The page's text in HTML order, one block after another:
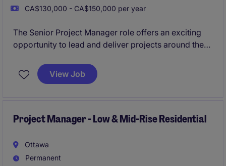
CA$130,000 - CA$150,000 per year
The Senior Project Manager role offers an exciting
opportunity to lead and deliver projects around the
a professional with a strong background in managing
multiple projects, ensuring quality, and meeting
View Job
Project Manager - Low & Mid-Rise Residential
Ottawa
Permanent